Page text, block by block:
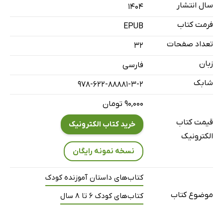
سال انتشار
۱۴۰۴
فرمت کتاب
EPUB
تعداد صفحات
32
زبان
فارسی
شابک
978-622-88881-3-2
قیمت کتاب
الکترونیک
۹۰,۰۰۰ تومان
خرید کتاب الکترونیک
نسخه نمونه رایگان
موضوع کتاب
کتاب‌های داستان آموزنده کودک
کتاب‌های کودک 6 تا 8 سال